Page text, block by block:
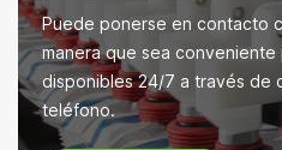
Puede ponerse en contacto
manera que sea conveniente
disponibles 24/7 a través de
teléfono.